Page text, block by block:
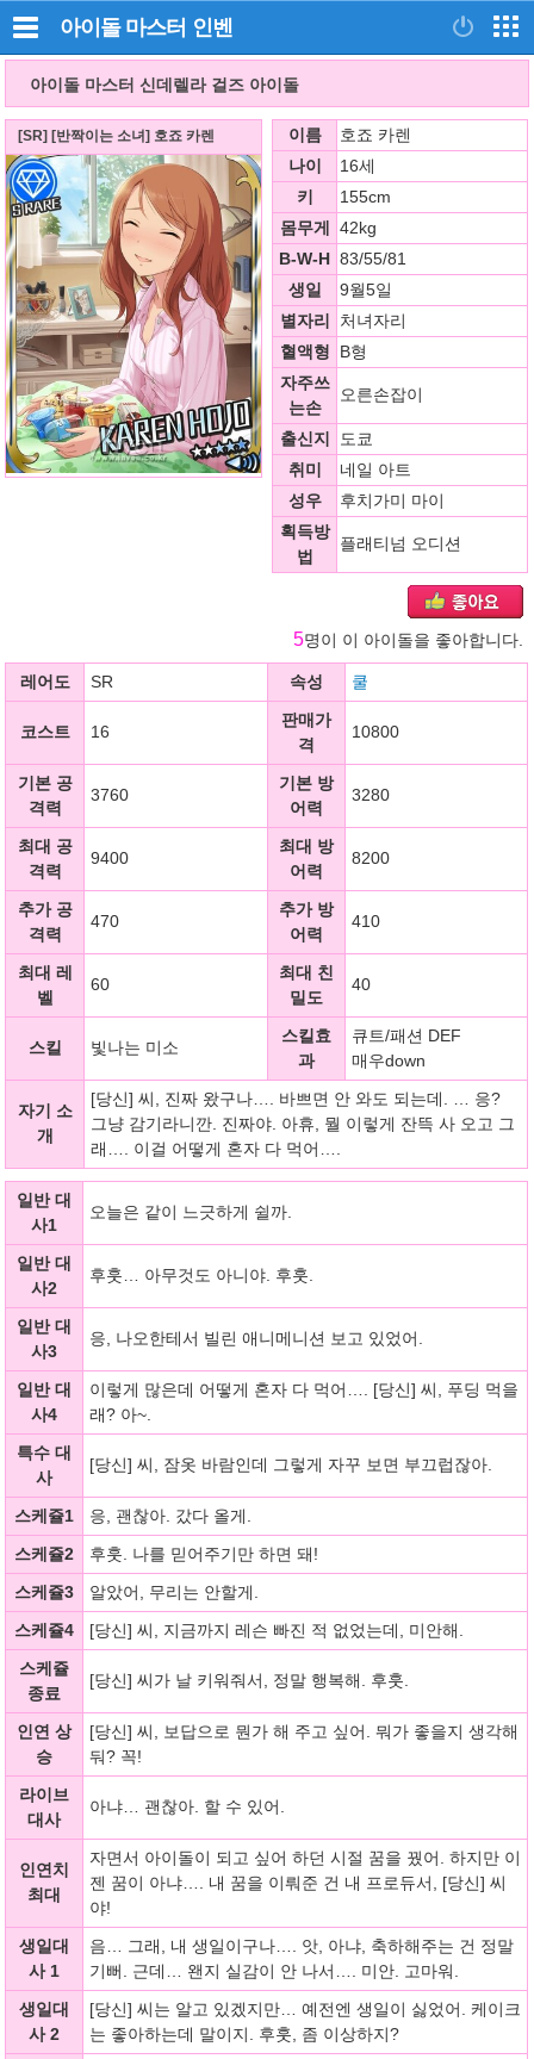
아이돌 마스터 인벤
아이돌 마스터 신데렐라 걸즈 아이돌
[SR] [반짝이는 소녀] 호죠 카렌 이름
호죠 카렌
나이
16세
키
155cm
몸무게
42kg
B-W-H 83/55/81
생일
9월5일
별자리
처녀자리
혈액형
B형
자주쓰
는손
오른손잡이
출신지
도쿄
취미
네일 아트
성우
후치가미 마이
획득방
법
플래티넘 오디션
5명이 이 아이돌을 좋아합니다.
레어도 SR 속성 쿨
코스트 16
판매가
격
10800
기본 공
격력
3760
기본 방
어력
3280
최대 공
격력
9400
최대 방
어력
8200
추가 공
격력
470
추가 방
어력
410
최대 레
벨
60
최대 친
밀도
40
스킬 빛나는 미소
스킬효
과
큐트/패션 DEF
매우down
자기 소
개
[당신] 씨, 진짜 왔구나…. 바쁘면 안 와도 되는데. … 응?
그냥 감기라니깐. 진짜야. 아휴, 뭘 이렇게 잔뜩 사 오고 그
래…. 이걸 어떻게 혼자 다 먹어….
일반 대
사1
오늘은 같이 느긋하게 쉴까.
일반 대
사2
후훗… 아무것도 아니야. 후훗.
일반 대
사3
응, 나오한테서 빌린 애니메니션 보고 있었어.
일반 대
사4
이렇게 많은데 어떻게 혼자 다 먹어…. [당신] 씨, 푸딩 먹을
래? 아~.
특수 대
사
[당신] 씨, 잠옷 바람인데 그렇게 자꾸 보면 부끄럽잖아.
스케쥴1
응, 괜찮아. 갔다 올게.
스케쥴2
후훗. 나를 믿어주기만 하면 돼!
스케쥴3
알았어, 무리는 안할게.
스케쥴4
[당신] 씨, 지금까지 레슨 빠진 적 없었는데, 미안해.
스케쥴
종료
[당신] 씨가 날 키워줘서, 정말 행복해. 후훗.
인연 상
승
[당신] 씨, 보답으로 뭔가 해 주고 싶어. 뭐가 좋을지 생각해
둬? 꼭!
라이브
대사
아냐… 괜찮아. 할 수 있어.
인연치
최대
자면서 아이돌이 되고 싶어 하던 시절 꿈을 꿨어. 하지만 이
젠 꿈이 아냐…. 내 꿈을 이뤄준 건 내 프로듀서, [당신] 씨
야!
생일대
사 1
음… 그래, 내 생일이구나…. 앗, 아냐, 축하해주는 건 정말
기뻐. 근데… 왠지 실감이 안 나서…. 미안. 고마워.
생일대
사 2
[당신] 씨는 알고 있겠지만… 예전엔 생일이 싫었어. 케이크
는 좋아하는데 말이지. 후훗, 좀 이상하지?